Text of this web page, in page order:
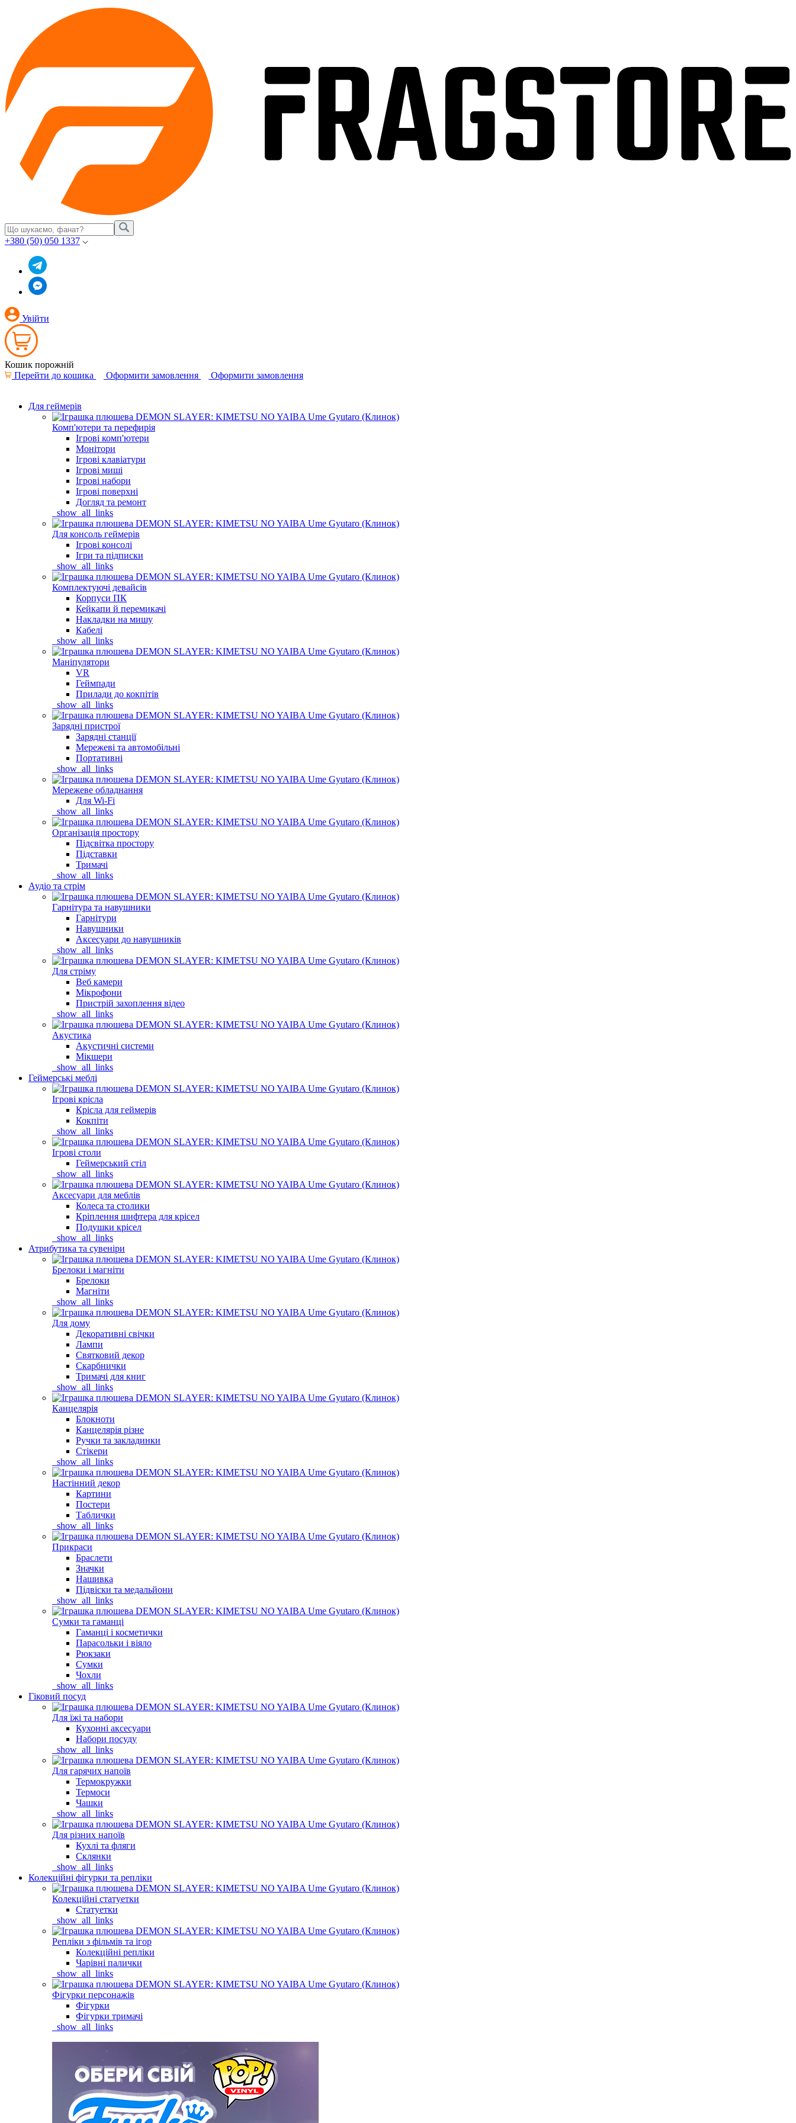
+380 (50) 050 1337
Увійти
Кошик порожній
Перейти до кошика
Оформити замовлення Оформити замовлення
Для геймерів
Комп'ютери та перефирія
Ігрові комп'ютери
Монітори
Ігрові клавіатури
Ігрові миші
Ігрові набори
Ігрові поверхні
Догляд та ремонт
_show_all_links
Для консоль геймерів
Ігрові консолі
Ігри та підписки
_show_all_links
Комплектуючі девайсів
Корпуси ПК
Кейкапи й перемикачі
Накладки на мишу
Кабелі
_show_all_links
Маніпулятори
VR
Геймпади
Прилади до кокпітів
_show_all_links
Зарядні пристрої
Зарядні станції
Мережеві та автомобільні
Портативні
_show_all_links
Мережеве обладнання
Для Wi-Fi
_show_all_links
Організація простору
Підсвітка простору
Підставки
Тримачі
_show_all_links
Аудіо та стрім
Гарнітура та навушники
Гарнітури
Навушники
Аксесуари до навушників
_show_all_links
Для стріму
Веб камери
Мікрофони
Пристрій захоплення відео
_show_all_links
Акустика
Акустичні системи
Мікшери
_show_all_links
Геймерські меблі
Ігрові крісла
Крісла для геймерів
Кокпіти
_show_all_links
Ігрові столи
Геймерський стіл
_show_all_links
Аксесуари для меблів
Колеса та столики
Кріплення шифтера для крісел
Подушки крісел
_show_all_links
Атрибутика та сувеніри
Брелоки і магніти
Брелоки
Магніти
_show_all_links
Для дому
Декоративні свічки
Лампи
Святковий декор
Скарбнички
Тримачі для книг
_show_all_links
Канцелярія
Блокноти
Канцелярія різне
Ручки та закладинки
Стікери
_show_all_links
Настінний декор
Картини
Постери
Таблички
_show_all_links
Прикраси
Браслети
Значки
Нашивка
Підвіски та медальйони
_show_all_links
Сумки та гаманці
Гаманці і косметички
Парасольки і віяло
Рюкзаки
Сумки
Чохли
_show_all_links
Гіковий посуд
Для їжі та набори
Кухонні аксесуари
Набори посуду
_show_all_links
Для гарячих напоїв
Термокружки
Термоси
Чашки
_show_all_links
Для різних напоїв
Кухлі та фляги
Склянки
_show_all_links
Колекційні фігурки та репліки
Колекційні статуетки
Статуетки
_show_all_links
Репліки з фільмів та ігор
Колекційні репліки
Чарівні палички
_show_all_links
Фігурки персонажів
Фігурки
Фігурки тримачі
_show_all_links